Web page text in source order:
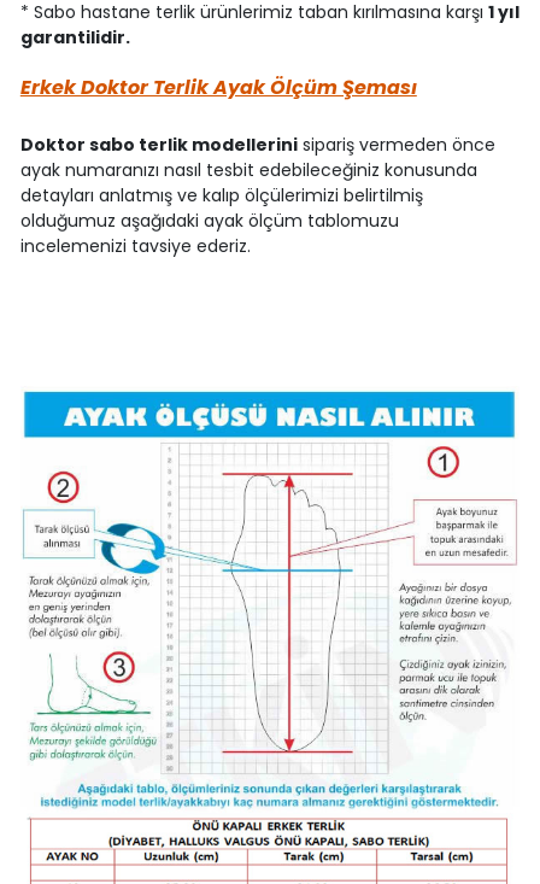
* Sabo hastane terlik ürünlerimiz taban kırılmasına karşı 1 yıl
garantilidir.
Erkek Doktor Terlik Ayak Ölçüm Şeması
Doktor sabo terlik modellerinisipariş vermeden önce
ayak numaranızı nasıl tesbit edebileceğiniz konusunda
detayları anlatmış ve kalıp ölçülerimizi belirtilmiş
olduğumuz aşağıdaki ayak ölçüm tablomuzu
incelemenizi tavsiye ederiz.